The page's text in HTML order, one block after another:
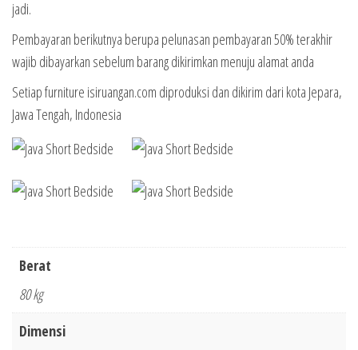
jadi.
Pembayaran berikutnya berupa pelunasan pembayaran 50% terakhir
wajib dibayarkan sebelum barang dikirimkan menuju alamat anda
Setiap furniture isiruangan.com diproduksi dan dikirim dari kota Jepara,
Jawa Tengah, Indonesia
Berat
80 kg
Dimensi